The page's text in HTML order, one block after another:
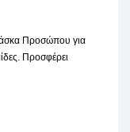
Προσώπου για
Προσφέρει